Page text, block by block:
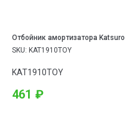
Отбойник амортизатора Katsuro
SKU: KAT1910TOY
KAT1910TOY
461 ₽